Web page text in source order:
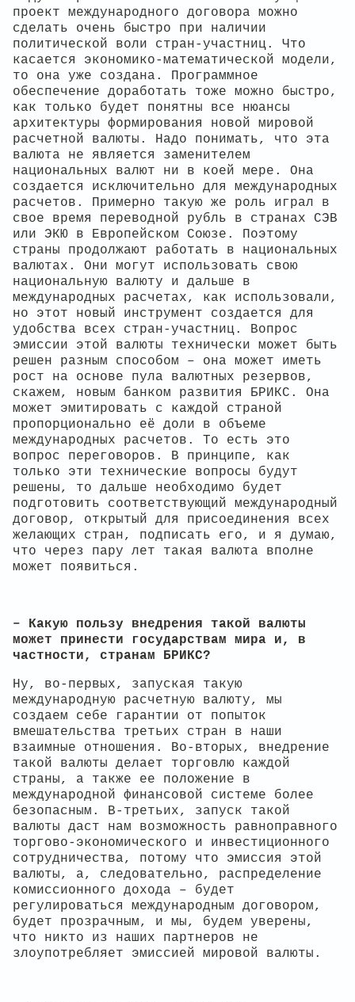
проект международного договора можно
сделать очень быстро при наличии
политической воли стран-участниц. Что
касается экономико-математической модели,
то она уже создана. Программное
обеспечение доработать тоже можно быстро,
как только будет понятны все нюансы
архитектуры формирования новой мировой
расчетной валюты. Надо понимать, что эта
валюта не является заменителем
национальных валют ни в коей мере. Она
создается исключительно для международных
расчетов. Примерно такую же роль играл в
свое время переводной рубль в странах СЭВ
или ЭКЮ в Европейском Союзе. Поэтому
страны продолжают работать в национальных
валютах. Они могут использовать свою
национальную валюту и дальше в
международных расчетах, как использовали,
но этот новый инструмент создается для
удобства всех стран-участниц. Вопрос
эмиссии этой валюты технически может быть
решен разным способом – она может иметь
рост на основе пула валютных резервов,
скажем, новым банком развития БРИКС. Она
может эмитировать с каждой страной
пропорционально её доли в объеме
международных расчетов. То есть это
вопрос переговоров. В принципе, как
только эти технические вопросы будут
решены, то дальше необходимо будет
подготовить соответствующий международный
договор, открытый для присоединения всех
желающих стран, подписать его, и я думаю,
что через пару лет такая валюта вполне
может появиться.
– Какую пользу внедрения такой валюты
может принести государствам мира и, в
частности, странам БРИКС?
Ну, во-первых, запуская такую
международную расчетную валюту, мы
создаем себе гарантии от попыток
вмешательства третьих стран в наши
взаимные отношения. Во-вторых, внедрение
такой валюты делает торговлю каждой
страны, а также ее положение в
международной финансовой системе более
безопасным. В-третьих, запуск такой
валюты даст нам возможность равноправного
торгово-экономического и инвестиционного
сотрудничества, потому что эмиссия этой
валюты, а, следовательно, распределение
комиссионного дохода – будет
регулироваться международным договором,
будет прозрачным, и мы, будем уверены,
что никто из наших партнеров не
злоупотребляет эмиссией мировой валюты.